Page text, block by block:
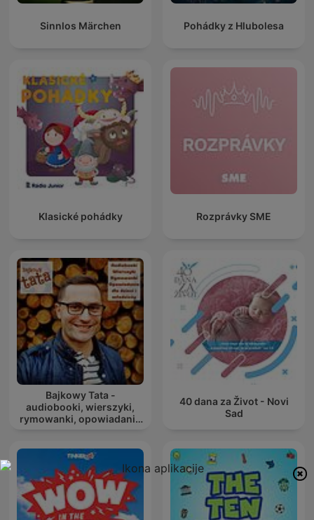
Sinnlos Märchen Pohádky z Hlubolesa
Klasické pohádky Rozprávky SME
Bajkowy Tata -
audiobooki, wierszyki,
rymowanki, opowiadania
40 dana za Život - Novi
Sad